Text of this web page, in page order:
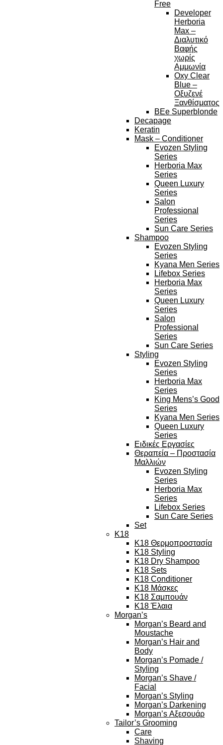
Free
Developer
Herboria
Max –
Διαλυτικό
Βαφής
χωρίς
Αμμωνία
Oxy Clear
Blue –
Οξυζενέ
Ξανθίσματος
BEe Superblonde
Decapage
Keratin
Mask – Conditioner
Evozen Styling
Series
Herboria Max
Series
Queen Luxury
Series
Salon
Professional
Series
Sun Care Series
Shampoo
Evozen Styling
Series
Kyana Men Series
Lifebox Series
Herboria Max
Series
Queen Luxury
Series
Salon
Professional
Series
Sun Care Series
Styling
Evozen Styling
Series
Herboria Max
Series
King Mens’s Good
Series
Kyana Men Series
Queen Luxury
Series
Ειδικές Εργασίες
Θεραπεία – Προστασία
Μαλλιών
Evozen Styling
Series
Herboria Max
Series
Lifebox Series
Sun Care Series
Set
K18
K18 Θερμοπροστασία
K18 Styling
K18 Dry Shampoo
K18 Sets
K18 Conditioner
K18 Μάσκες
K18 Σαμπουάν
K18 Έλαια
Morgan’s
Morgan’s Beard and
Moustache
Morgan’s Hair and
Body
Morgan’s Pomade /
Styling
Morgan’s Shave /
Facial
Morgan’s Styling
Morgan’s Darkening
Morgan’s Αξεσουάρ
Tailor’s Grooming
Care
Shaving